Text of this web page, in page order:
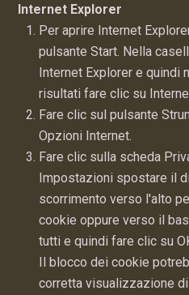
Internet Explorer
Per aprire Internet
pulsante Start. Nella
Internet Explorer e quindi
risultati fare clic su
Fare clic sul pulsante
Opzioni Internet.
Fare clic sulla scheda
Impostazioni spostare il
scorrimento verso l'alto
cookie oppure verso il
tutti e quindi fare clic su
Il blocco dei cookie
corretta visualizzazione di